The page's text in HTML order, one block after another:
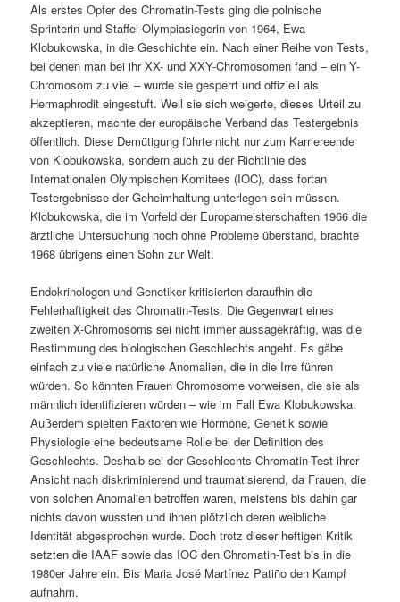
Als erstes Opfer des Chromatin-Tests ging die polnische
Sprinterin und Staffel-Olympiasiegerin von 1964, Ewa
Klobukowska, in die Geschichte ein. Nach einer Reihe von Tests,
bei denen man bei ihr XX- und XXY-Chromosomen fand – ein Y-
Chromosom zu viel – wurde sie gesperrt und offiziell als
Hermaphrodit eingestuft. Weil sie sich weigerte, dieses Urteil zu
akzeptieren, machte der europäische Verband das Testergebnis
öffentlich. Diese Demütigung führte nicht nur zum Karriereende
von Klobukowska, sondern auch zu der Richtlinie des
Internationalen Olympischen Komitees (IOC), dass fortan
Testergebnisse der Geheimhaltung unterlegen sein müssen.
Klobukowska, die im Vorfeld der Europameisterschaften 1966 die
ärztliche Untersuchung noch ohne Probleme überstand, brachte
1968 übrigens einen Sohn zur Welt.
Endokrinologen und Genetiker kritisierten daraufhin die
Fehlerhaftigkeit des Chromatin-Tests. Die Gegenwart eines
zweiten X-Chromosoms sei nicht immer aussagekräftig, was die
Bestimmung des biologischen Geschlechts angeht. Es gäbe
einfach zu viele natürliche Anomalien, die in die Irre führen
würden. So könnten Frauen Chromosome vorweisen, die sie als
männlich identifizieren würden – wie im Fall Ewa Klobukowska.
Außerdem spielten Faktoren wie Hormone, Genetik sowie
Physiologie eine bedeutsame Rolle bei der Definition des
Geschlechts. Deshalb sei der Geschlechts-Chromatin-Test ihrer
Ansicht nach diskriminierend und traumatisierend, da Frauen, die
von solchen Anomalien betroffen waren, meistens bis dahin gar
nichts davon wussten und ihnen plötzlich deren weibliche
Identität abgesprochen wurde. Doch trotz dieser heftigen Kritik
setzten die IAAF sowie das IOC den Chromatin-Test bis in die
1980er Jahre ein. Bis Maria José Martínez Patiño den Kampf
aufnahm.